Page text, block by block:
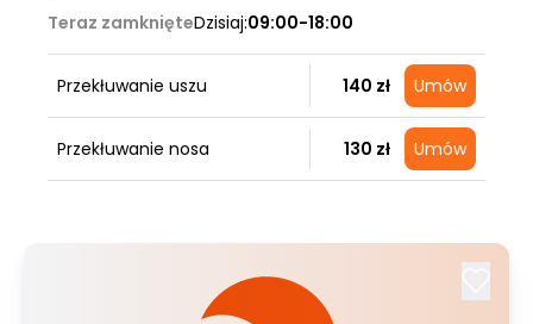
Teraz zamknięteDzisiaj:09:00-18:00
Przekłuwanie uszu 140 zł Umów
Przekłuwanie nosa 130 zł Umów